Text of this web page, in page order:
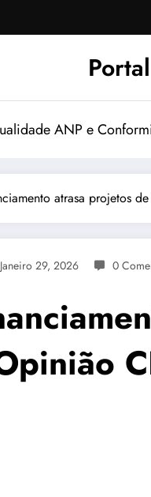
ANP e
atrasa projetos
Janeiro 29, 2026 0